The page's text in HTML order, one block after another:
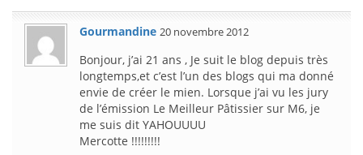
Gourmandine 20 novembre 2012
Bonjour, j’ai 21 ans , Je suit le blog depuis très
longtemps,et c’est l’un des blogs qui ma donné
envie de créer le mien. Lorsque j’ai vu les jury
de l’émission Le Meilleur Pâtissier sur M6, je
me suis dit YAHOUUUU
Mercotte !!!!!!!!!